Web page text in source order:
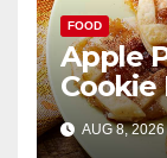
FOOD
Apple
Cookie
Apel
AUG 8, 2026